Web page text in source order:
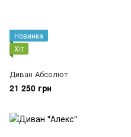
Новинка
Хіт
Диван Абсолют
21 250 грн